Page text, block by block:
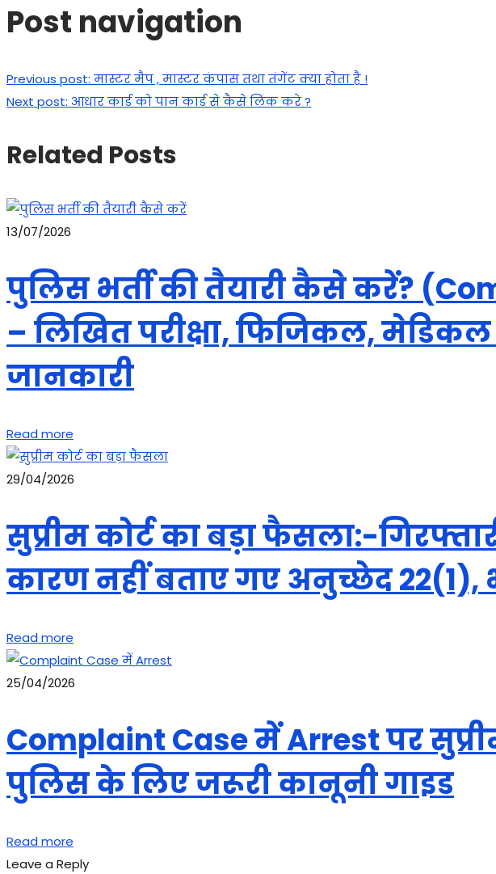
Post navigation
Previous post: मास्टर मैप , मास्टर कंपास तथा तंगेंट क्या होता है !
Next post: आधार कार्ड को पान कार्ड से कैसे लिंक करे ?
Related Posts
13/07/2026
पुलिस भर्ती की तैयारी कैसे करें?
– लिखित परीक्षा, फिजिकल,
जानकारी
Read more
29/04/2026
सुप्रीम कोर्ट का बड़ा फैसला:-
कारण नहीं बताए गए अनुच्छेद 22(1),
Read more
25/04/2026
Complaint Case में Arrest पर
पुलिस के लिए जरूरी कानूनी गाइड
Read more
Leave a Reply